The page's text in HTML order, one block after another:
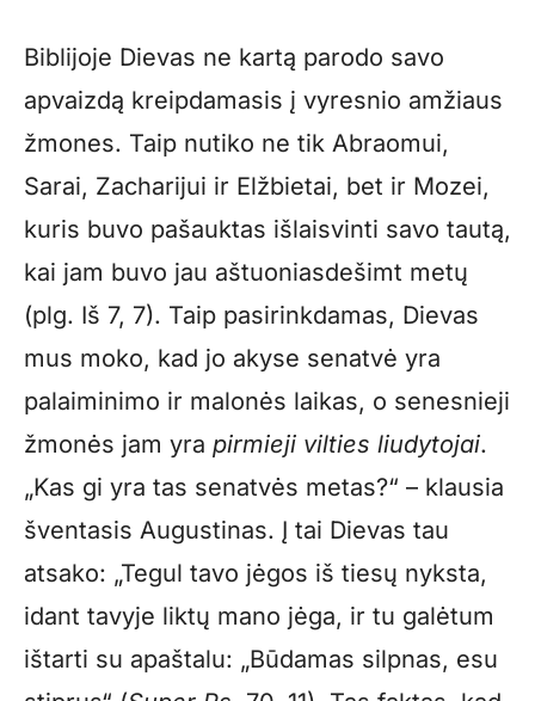
Biblijoje Dievas ne kartą parodo savo
apvaizdą kreipdamasis į vyresnio amžiaus
žmones. Taip nutiko ne tik Abraomui,
Sarai, Zacharijui ir Elžbietai, bet ir Mozei,
kuris buvo pašauktas išlaisvinti savo tautą,
kai jam buvo jau aštuoniasdešimt metų
(plg. Iš 7, 7). Taip pasirinkdamas, Dievas
mus moko, kad jo akyse senatvė yra
palaiminimo ir malonės laikas, o senesnieji
žmonės jam yra pirmieji vilties liudytojai.
„Kas gi yra tas senatvės metas?“ – klausia
šventasis Augustinas. Į tai Dievas tau
atsako: „Tegul tavo jėgos iš tiesų nyksta,
idant tavyje liktų mano jėga, ir tu galėtum
ištarti su apaštalu: „Būdamas silpnas, esu